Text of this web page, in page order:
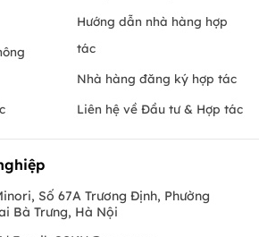
Hướng dẫn nhà hàng hợp
tác
Nhà hàng đăng ký hợp tác
Liên hệ về Đầu tư & Hợp tác
Số 67A Trương Định, Phường
Bà Trưng, Hà Nội